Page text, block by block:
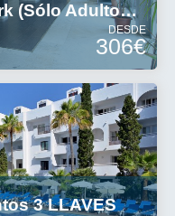
Seramar Luna&Luna Park (Sólo Adultos) 3 Estrellas
DESDE
306€
3 LLAVES